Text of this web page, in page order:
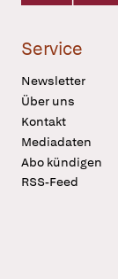
Service
Newsletter
Über uns
Kontakt
Mediadaten
Abo kündigen
RSS-Feed